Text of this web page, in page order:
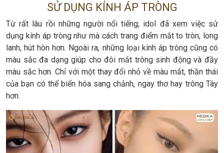
SỬ DỤNG KÍNH ÁP TRÒNG
Từ rất lâu rồi những người nổi tiếng, idol đã xem việc sử
dụng kính áp tròng như mà cách trang điểm mắt to tròn, long
lanh, hút hòn hơn. Ngoài ra, những loại kính áp tròng cũng có
màu sắc đa dạng giúp cho đôi mắt trông sinh động và đầy
màu sắc hơn. Chỉ với một thay đổi nhỏ về màu mắt, thần thái
của bạn có thể biến hóa sang chảnh, ngay thơ hay trông Tây
hơn.